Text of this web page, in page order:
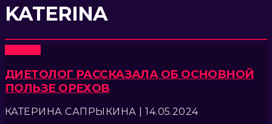
KATERINA
ДИЕТОЛОГ РАССКАЗАЛА ОБ ОСНОВНОЙ
ПОЛЬЗЕ ОРЕХОВ
КАТЕРИНА САПРЫКИНА | 14.05.2024